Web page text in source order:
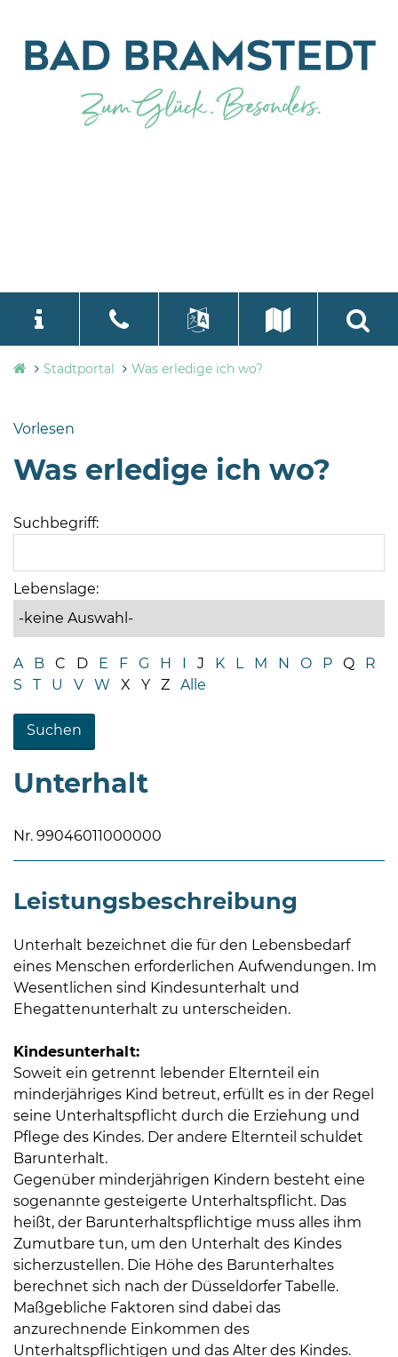
Stadtverwaltung
Bramstedt
19
04192-
zentrale@badbramstedt.de
Mo,
Fr
08
Uhr
Do
08
Uhr
14
sowie
außerhalb
der
Öffnungszeiten
nach
Vereinbarung.
language
Select Language
Stadtportal Was erledige ich wo?
Vorlesen
Was erledige ich wo?
Suchbegriff:
Lebenslage:
A B C D E F G H I J K L M N O P Q
R
S
T U V W X Y Z Alle
Unterhalt
Nr. 99046011000000
Leistungsbeschreibung
Unterhalt bezeichnet die für den Lebensbedarf
eines Menschen erforderlichen Aufwendungen. Im
Wesentlichen sind Kindesunterhalt und
Ehegattenunterhalt zu unterscheiden.
Kindesunterhalt:
Soweit ein getrennt lebender Elternteil ein
minderjähriges Kind betreut, erfüllt es in der Regel
seine Unterhaltspflicht durch die Erziehung und
Pflege des Kindes. Der andere Elternteil schuldet
Barunterhalt.
Gegenüber minderjährigen Kindern besteht eine
sogenannte gesteigerte Unterhaltspflicht. Das
heißt, der Barunterhaltspflichtige muss alles ihm
Zumutbare tun, um den Unterhalt des Kindes
sicherzustellen. Die Höhe des Barunterhaltes
berechnet sich nach der Düsseldorfer Tabelle.
Maßgebliche Faktoren sind dabei das
anzurechnende Einkommen des
Unterhaltspflichtigen und das Alter des Kindes.